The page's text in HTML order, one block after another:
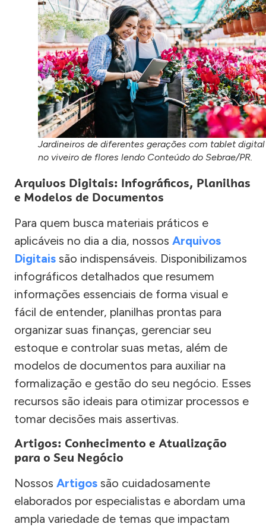
Jardineiros de diferentes gerações com tablet digital
no viveiro de flores lendo Conteúdo do Sebrae/PR.
Arquivos Digitais: Infográficos, Planilhas
e Modelos de Documentos
Para quem busca materiais práticos e
aplicáveis no dia a dia, nossos Arquivos
Digitais são indispensáveis. Disponibilizamos
infográficos detalhados que resumem
informações essenciais de forma visual e
fácil de entender, planilhas prontas para
organizar suas finanças, gerenciar seu
estoque e controlar suas metas, além de
modelos de documentos para auxiliar na
formalização e gestão do seu negócio. Esses
recursos são ideais para otimizar processos e
tomar decisões mais assertivas.
Artigos: Conhecimento e Atualização
para o Seu Negócio
Nossos Artigos são cuidadosamente
elaborados por especialistas e abordam uma
ampla variedade de temas que impactam